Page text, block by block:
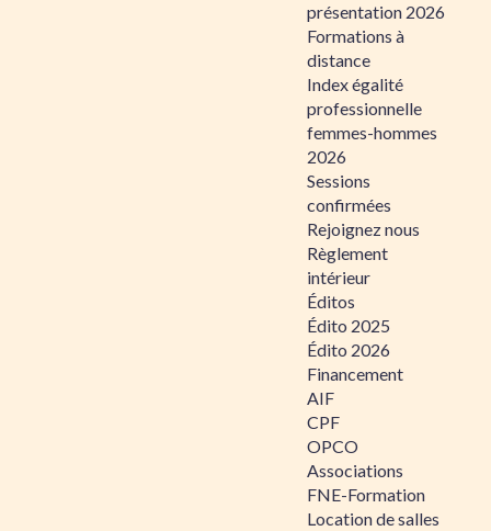
présentation 2026
Formations à
distance
Index égalité
professionnelle
femmes-hommes
2026
Sessions
confirmées
Rejoignez nous
Règlement
intérieur
Éditos
Édito 2025
Édito 2026
Financement
AIF
CPF
OPCO
Associations
FNE-Formation
Location de salles